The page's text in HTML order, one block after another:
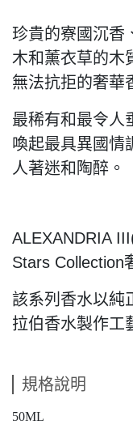
珍貴的寮國沉香
木和薰衣草的木
無法抗拒的奢華
最稀有和最令人
喚起最具異國情
人著迷和陶醉。
ALEXANDRIA
Stars Collection
該系列香水以純
拉伯香水製作工
規格說明
50ML